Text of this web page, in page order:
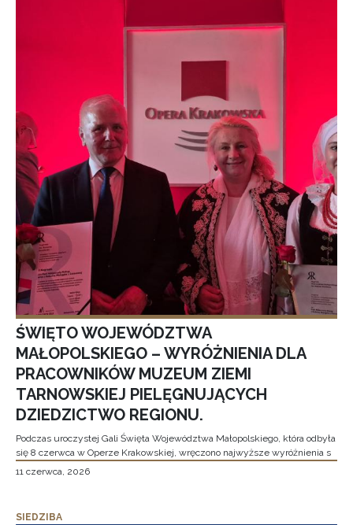
ŚWIĘTO WOJEWÓDZTWA
MAŁOPOLSKIEGO – WYRÓŻNIENIA DLA
PRACOWNIKÓW MUZEUM ZIEMI
TARNOWSKIEJ PIELĘGNUJĄCYCH
DZIEDZICTWO REGIONU.
Podczas uroczystej Gali Święta Województwa Małopolskiego, która odbyła
się 8 czerwca w Operze Krakowskiej, wręczono najwyższe wyróżnienia s
11 czerwca, 2026
SIEDZIBA